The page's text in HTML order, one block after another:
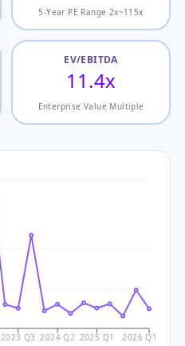
5-Year PE Range 2x~115x
EV/EBITDA
11.4x
Enterprise Value Multiple
2023 Q3 2024 Q2 2025 Q1 2026 Q1